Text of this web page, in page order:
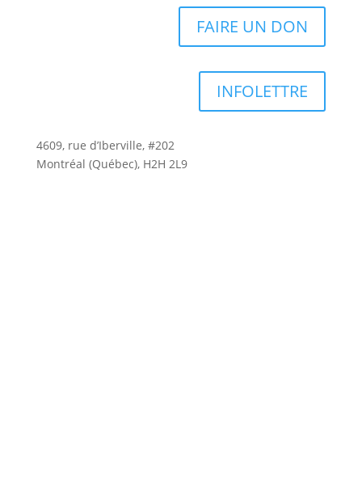
FAIRE UN DON
INFOLETTRE
4609, rue d’Iberville, #202
Montréal (Québec), H2H 2L9